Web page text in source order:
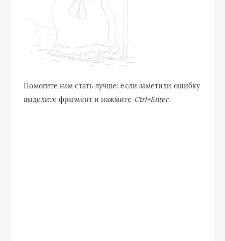
Помогите нам стать лучше: если заметили ошибку
выделите фрагмент и нажмите Ctrl+Enter.